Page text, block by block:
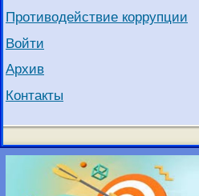
Противодействие коррупции
Войти
Архив
Контакты